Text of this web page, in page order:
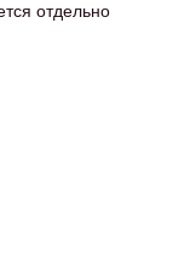
отдельно